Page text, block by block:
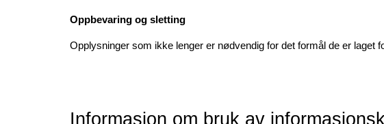
Oppbevaring og sletting
Opplysninger som ikke lenger er nødvendig for det formål de er laget
Informasjon om bruk av